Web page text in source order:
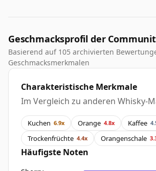
Geschmacksprofil der
Basierend auf 105 archivierten
Geschmacksmerkmalen
Charakteristische Merkmale
Im Vergleich zu anderen Whisky-
Kuchen 6.9x Orange 4.8x Kaffee
Trockenfrüchte 4.4x Orangenschale
Häufigste Noten